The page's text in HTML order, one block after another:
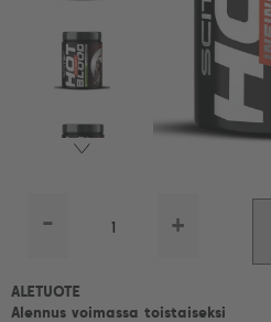
- +
ALETUOTE
Alennus voimassa toistaiseksi